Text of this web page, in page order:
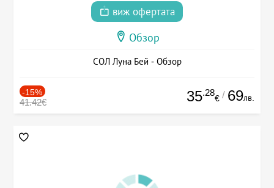
виж офертата
Обзор
СОЛ Луна Бей - Обзор
-15%
41.42€ 35.28
€ / 69лв.